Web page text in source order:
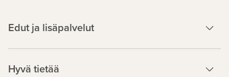
Edut ja lisäpalvelut
Hyvä tietää